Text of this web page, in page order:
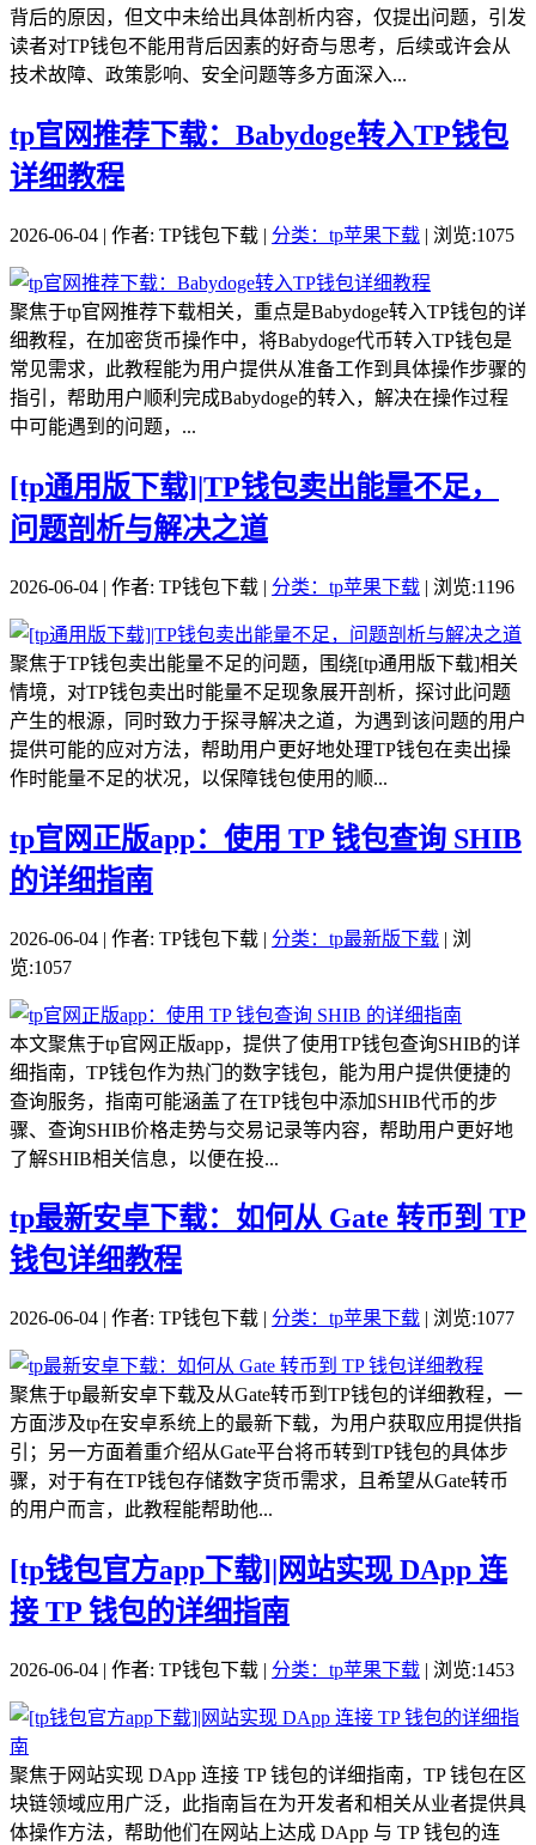
背后的原因，但文中未给出具体剖析内容，仅提出问题，引发
读者对TP钱包不能用背后因素的好奇与思考，后续或许会从
技术故障、政策影响、安全问题等多方面深入...
tp官网推荐下载：Babydoge转入TP钱包
详细教程
2026-06-04 | 作者: TP钱包下载 | 分类：tp苹果下载 | 浏览:1075
聚焦于tp官网推荐下载相关，重点是Babydoge转入TP钱包的详
细教程，在加密货币操作中，将Babydoge代币转入TP钱包是
常见需求，此教程能为用户提供从准备工作到具体操作步骤的
指引，帮助用户顺利完成Babydoge的转入，解决在操作过程
中可能遇到的问题，...
[tp通用版下载]|TP钱包卖出能量不足，
问题剖析与解决之道
2026-06-04 | 作者: TP钱包下载 | 分类：tp苹果下载 | 浏览:1196
聚焦于TP钱包卖出能量不足的问题，围绕[tp通用版下载]相关
情境，对TP钱包卖出时能量不足现象展开剖析，探讨此问题
产生的根源，同时致力于探寻解决之道，为遇到该问题的用户
提供可能的应对方法，帮助用户更好地处理TP钱包在卖出操
作时能量不足的状况，以保障钱包使用的顺...
tp官网正版app：使用 TP 钱包查询 SHIB
的详细指南
2026-06-04 | 作者: TP钱包下载 | 分类：tp最新版下载 | 浏
览:1057
本文聚焦于tp官网正版app，提供了使用TP钱包查询SHIB的详
细指南，TP钱包作为热门的数字钱包，能为用户提供便捷的
查询服务，指南可能涵盖了在TP钱包中添加SHIB代币的步
骤、查询SHIB价格走势与交易记录等内容，帮助用户更好地
了解SHIB相关信息，以便在投...
tp最新安卓下载：如何从 Gate 转币到 TP
钱包详细教程
2026-06-04 | 作者: TP钱包下载 | 分类：tp苹果下载 | 浏览:1077
聚焦于tp最新安卓下载及从Gate转币到TP钱包的详细教程，一
方面涉及tp在安卓系统上的最新下载，为用户获取应用提供指
引；另一方面着重介绍从Gate平台将币转到TP钱包的具体步
骤，对于有在TP钱包存储数字货币需求，且希望从Gate转币
的用户而言，此教程能帮助他...
[tp钱包官方app下载]|网站实现 DApp 连
接 TP 钱包的详细指南
2026-06-04 | 作者: TP钱包下载 | 分类：tp苹果下载 | 浏览:1453
聚焦于网站实现 DApp 连接 TP 钱包的详细指南，TP 钱包在区
块链领域应用广泛，此指南旨在为开发者和相关从业者提供具
体操作方法，帮助他们在网站上达成 DApp 与 TP 钱包的连